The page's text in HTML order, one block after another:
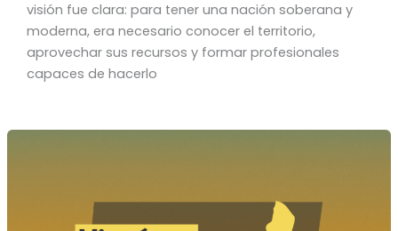
visión fue clara: para tener una nación soberana y
moderna, era necesario conocer el territorio,
aprovechar sus recursos y formar profesionales
capaces de hacerlo